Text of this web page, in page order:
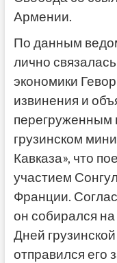
Армении.
По данным
лично
экономики
извинения и
перегруженным
грузинском
Кавказа», что
участием
Франции.
он собирался
Дней
отправился его